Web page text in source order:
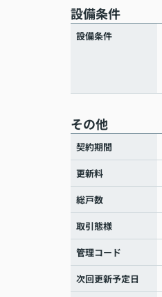
設備条件
設備条件
その他
契約期間
更新料
総戸数
取引態様
管理コード
次回更新予定日